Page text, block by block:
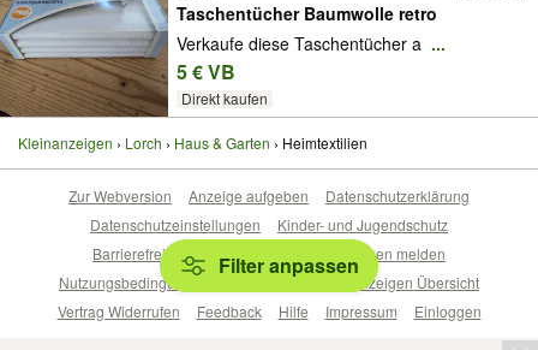
Taschentücher Baumwolle retro
Verkaufe diese Taschentücher a ...
5 € VB
Direkt kaufen
Kleinanzeigen Lorch Haus & Garten Heimtextilien
Filter anpassen
Zur Webversion Anzeige aufgeben
Datenschutzerklärung
Datenschutzeinstellungen
Kinder- und Jugendschutz
Barrierefreiheitserklärung
Sicherheitslücken melden
Nutzungsbedingungen
Beliebte Suchen
Anzeigen Übersicht
Vertrag Widerrufen
Feedback Hilfe Impressum Einloggen